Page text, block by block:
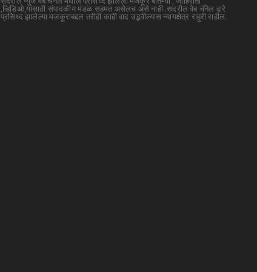
,व्हिडिओ,यांसाठी संपादकीय मंडळ सहमत असेलच असे नाही .सदरील वेब चॅनेल द्वारे
प्रसिध्द झालेल्या मजकूराबद्दल तरीही काही वाद उद्भवील्यास न्यायक्षेत्र राहुरी राहील.